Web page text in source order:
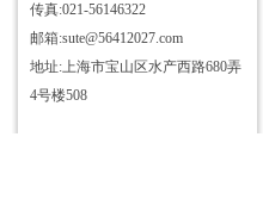
传真:021-56146322
邮箱:sute@56412027.com
地址:上海市宝山区水产西路680弄
4号楼508